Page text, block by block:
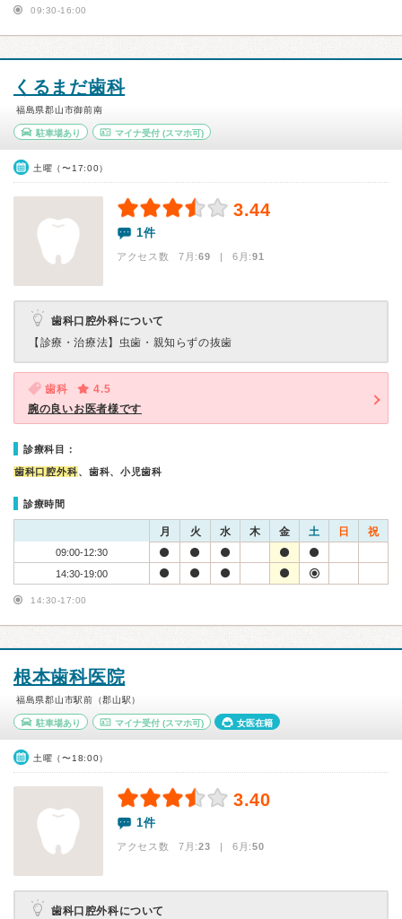
09:30-16:00
くるまだ歯科
福島県郡山市御前南
駐車場あり マイナ受付(スマホ可)
土曜（〜17:00）
3.44
1件
アクセス数 7月:69 | 6月:91
歯科口腔外科について
【診療・治療法】 虫歯・親知らずの抜歯
歯科
4.5
腕の良いお医者様です
診療科目：
歯科口腔外科、歯科、小児歯科
診療時間
月 火 水 木 金 土 日 祝
09:00-12:30
14:30-19:00
14:30-17:00
根本歯科医院
福島県郡山市駅前（郡山駅）
駐車場あり マイナ受付(スマホ可) 女医在籍
土曜（〜18:00）
3.40
1件
アクセス数 7月:23 | 6月:50
歯科口腔外科について